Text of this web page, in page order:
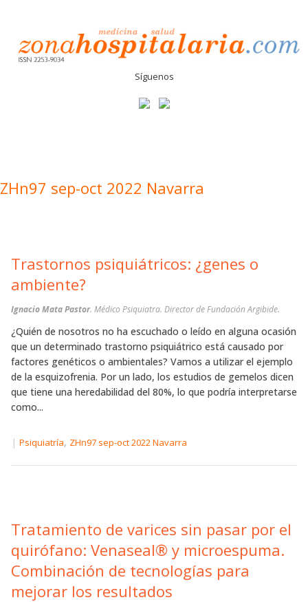
Síguenos
ZHn97 sep-oct 2022 Navarra
Trastornos psiquiátricos: ¿genes o
ambiente?
Ignacio Mata Pastor. Médico Psiquiatra. Director de Fundación Argibide.
¿Quién de nosotros no ha escuchado o leído en alguna ocasión
que un determinado trastorno psiquiátrico está causado por
factores genéticos o ambientales? Vamos a utilizar el ejemplo
de la esquizofrenia. Por un lado, los estudios de gemelos dicen
que tiene una heredabilidad del 80%, lo que podría interpretarse
como...
| Psiquiatría, ZHn97 sep-oct 2022 Navarra
Tratamiento de varices sin pasar por el
quirófano: Venaseal® y microespuma.
Combinación de tecnologías para
mejorar los resultados